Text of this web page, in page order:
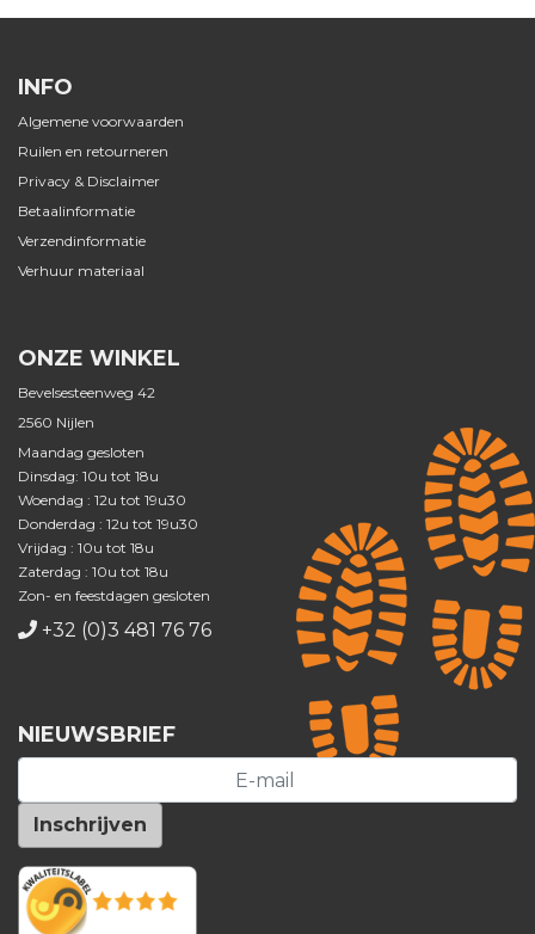
INFO
Algemene voorwaarden
Ruilen en retourneren
Privacy & Disclaimer
Betaalinformatie
Verzendinformatie
Verhuur materiaal
ONZE WINKEL
Bevelsesteenweg 42
2560 Nijlen
Maandag gesloten
Dinsdag: 10u tot 18u
Woendag : 12u tot 19u30
Donderdag : 12u tot 19u30
Vrijdag : 10u tot 18u
Zaterdag : 10u tot 18u
Zon- en feestdagen gesloten
+32 (0)3 481 76 76
NIEUWSBRIEF